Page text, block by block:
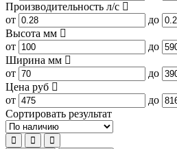
Производительность л/с
от
до
Высота мм
от
до
Ширина мм
от
до
Цена руб
от
до
Сортировать результат